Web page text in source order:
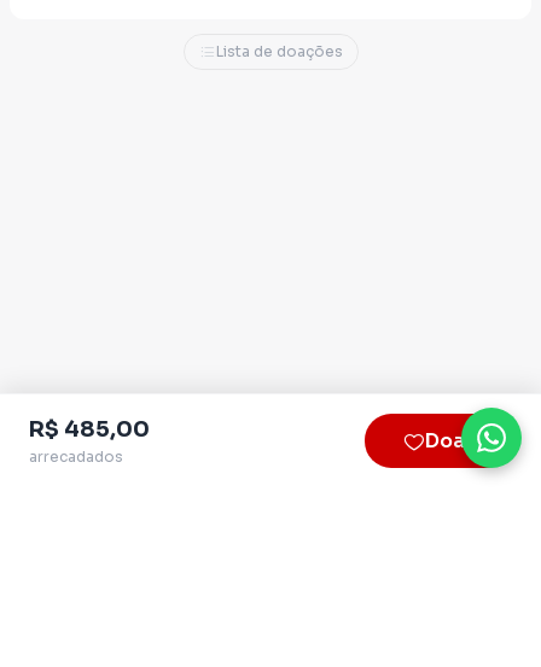
Lista de doações
R$ 485,00
arrecadados
Doar